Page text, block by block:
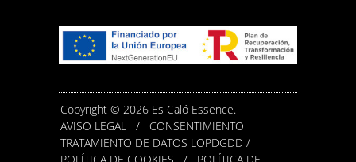
Copyright © 2026 Es Caló Essence.
AVISO LEGAL
/ CONSENTIMIENTO
TRATAMIENTO DE DATOS LOPDGDD /
POLÍTICA DE COOKIES / POLÍTICA DE